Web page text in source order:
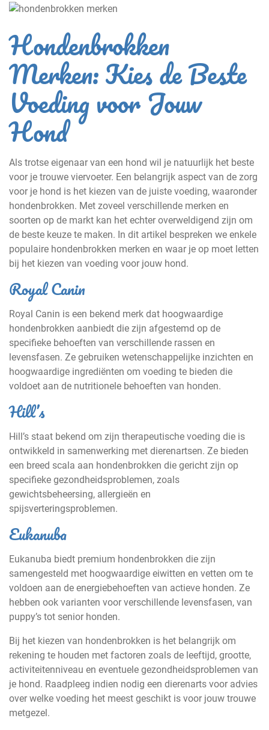
Hondenbrokken
Merken: Kies de Beste
Voeding voor Jouw
Hond
Als trotse eigenaar van een hond wil je natuurlijk het beste
voor je trouwe viervoeter. Een belangrijk aspect van de zorg
voor je hond is het kiezen van de juiste voeding, waaronder
hondenbrokken. Met zoveel verschillende merken en
soorten op de markt kan het echter overweldigend zijn om
de beste keuze te maken. In dit artikel bespreken we enkele
populaire hondenbrokken merken en waar je op moet letten
bij het kiezen van voeding voor jouw hond.
Royal Canin
Royal Canin is een bekend merk dat hoogwaardige
hondenbrokken aanbiedt die zijn afgestemd op de
specifieke behoeften van verschillende rassen en
levensfasen. Ze gebruiken wetenschappelijke inzichten en
hoogwaardige ingrediënten om voeding te bieden die
voldoet aan de nutritionele behoeften van honden.
Hill’s
Hill’s staat bekend om zijn therapeutische voeding die is
ontwikkeld in samenwerking met dierenartsen. Ze bieden
een breed scala aan hondenbrokken die gericht zijn op
specifieke gezondheidsproblemen, zoals
gewichtsbeheersing, allergieën en
spijsverteringsproblemen.
Eukanuba
Eukanuba biedt premium hondenbrokken die zijn
samengesteld met hoogwaardige eiwitten en vetten om te
voldoen aan de energiebehoeften van actieve honden. Ze
hebben ook varianten voor verschillende levensfasen, van
puppy’s tot senior honden.
Bij het kiezen van hondenbrokken is het belangrijk om
rekening te houden met factoren zoals de leeftijd, grootte,
activiteitenniveau en eventuele gezondheidsproblemen van
je hond. Raadpleeg indien nodig een dierenarts voor advies
over welke voeding het meest geschikt is voor jouw trouwe
metgezel.